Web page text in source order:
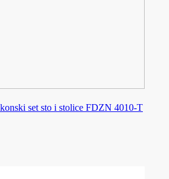
set sto i stolice FDZN 4010-T